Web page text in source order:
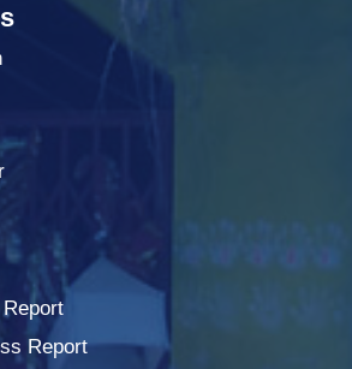
Report